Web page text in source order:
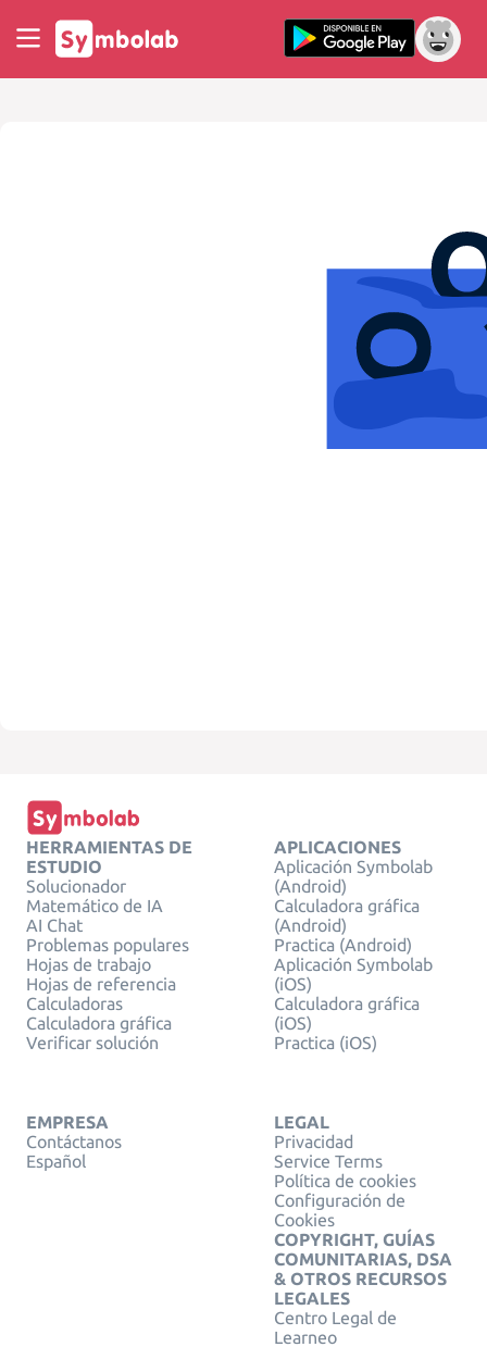
HERRAMIENTAS DE
ESTUDIO
Solucionador
Matemático de IA
AI Chat
Problemas populares
Hojas de trabajo
Hojas de referencia
Calculadoras
Calculadora gráfica
Verificar solución
APLICACIONES
Aplicación Symbolab
(Android)
Calculadora gráfica
(Android)
Practica (Android)
Aplicación Symbolab
(iOS)
Calculadora gráfica
(iOS)
Practica (iOS)
EMPRESA
Contáctanos
Español
LEGAL
Privacidad
Service Terms
Política de cookies
Configuración de
Cookies
COPYRIGHT, GUÍAS
COMUNITARIAS, DSA
& OTROS RECURSOS
LEGALES
Centro Legal de
Learneo